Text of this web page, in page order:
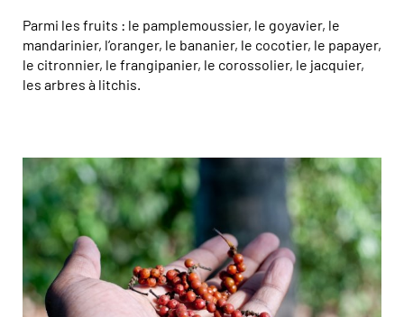
Parmi les fruits : le pamplemoussier, le goyavier, le
mandarinier, l’oranger, le bananier, le cocotier, le papayer,
le citronnier, le frangipanier, le corossolier, le jacquier,
les arbres à litchis.